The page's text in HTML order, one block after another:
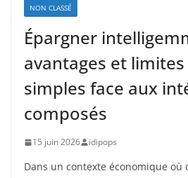
NON CLASSÉ
Épargner
avantages et
simples face aux
composés
15 juin 2026 idipops
Dans un contexte économique où